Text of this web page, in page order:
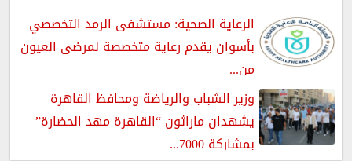
الرعاية الصحية: مستشفى الرمد التخصصي
بأسوان يقدم رعاية متخصصة لمرضى العيون
من...
وزير الشباب والرياضة ومحافظ القاهرة
يشهدان ماراثون “القاهرة مهد الحضارة”
بمشاركة 7000...